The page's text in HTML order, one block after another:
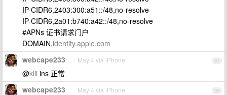
IP-CIDR6,2403:300:a51::/48,no-resolve
IP-CIDR6,2a01:b740:a42::/48,no-resolve
#APNs 证书请求门户
DOMAIN,identity.apple.com
97
webcape233 May 4 via iPhone
@klii ins 正常
98
webcape233 May 4 via iPhone